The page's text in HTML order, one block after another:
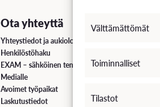
Välttämättömät
Toiminnalliset
Tilastot
Ota yhteyttä
Yhteystiedot ja aukioloajat
Henkilöstöhaku
EXAM – sähköinen tenttipalvelu
Medialle
Avoimet työpaikat
Laskutustiedot